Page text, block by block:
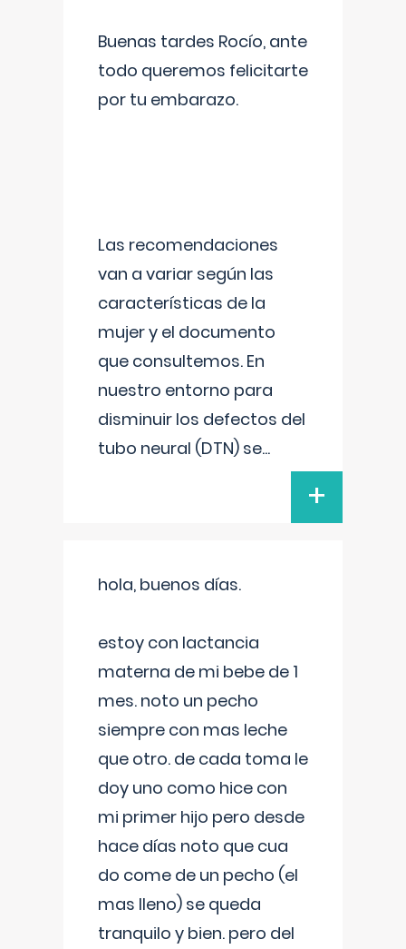
Buenas tardes Rocío, ante
todo queremos felicitarte
por tu embarazo.
Las recomendaciones
van a variar según las
características de la
mujer y el documento
que consultemos. En
nuestro entorno para
disminuir los defectos del
tubo neural (DTN) se...
+
hola, buenos días.
estoy con lactancia
materna de mi bebe de 1
mes. noto un pecho
siempre con mas leche
que otro. de cada toma le
doy uno como hice con
mi primer hijo pero desde
hace días noto que cua
do come de un pecho (el
mas lleno) se queda
tranquilo y bien. pero del